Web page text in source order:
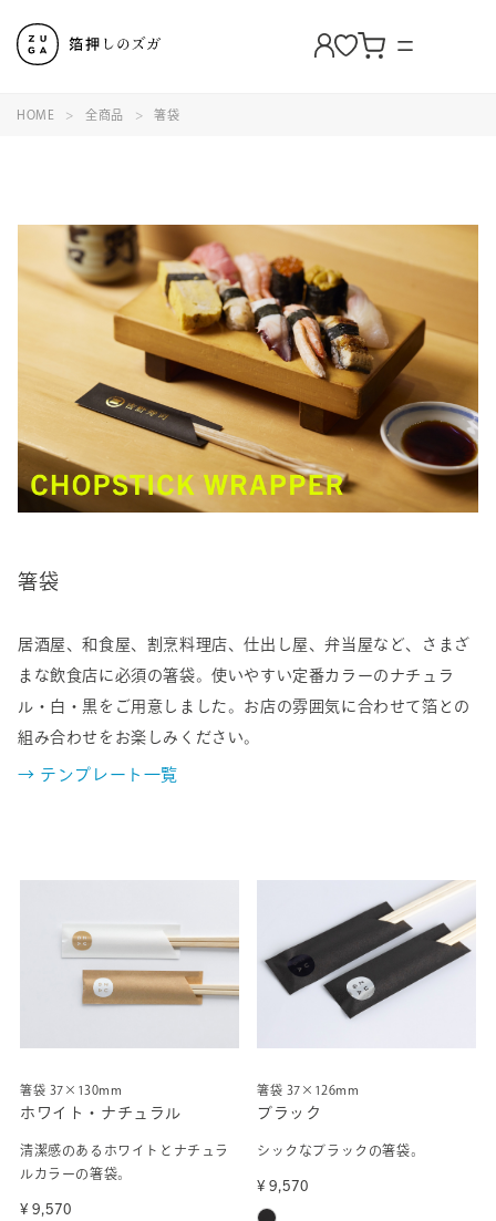
HOME 全商品 箸袋
箸袋
居酒屋、和食屋、割烹料理店、仕出し屋、弁当屋など、さまざ
まな飲食店に必須の箸袋。使いやすい定番カラーのナチュラ
ル・白・黒をご用意しました。お店の雰囲気に合わせて箔との
組み合わせをお楽しみください。
→ テンプレート一覧
箸袋 37×130mm
ホワイト・ナチュラル
清潔感のあるホワイトとナチュラ
ルカラーの箸袋。
¥ 9,570
箸袋 37×126mm
ブラック
シックなブラックの箸袋。
¥ 9,570